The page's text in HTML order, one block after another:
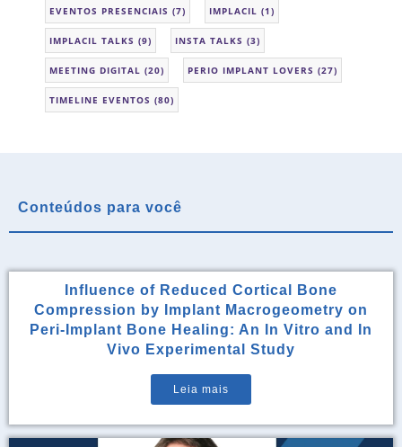
EVENTOS PRESENCIAIS (7) IMPLACIL (1)
IMPLACIL TALKS (9) INSTA TALKS (3)
MEETING DIGITAL (20) PERIO IMPLANT LOVERS (27)
TIMELINE EVENTOS (80)
Conteúdos para você
Influence of Reduced Cortical Bone
Compression by Implant Macrogeometry on
Peri-Implant Bone Healing: An In Vitro and In
Vivo Experimental Study
Leia mais